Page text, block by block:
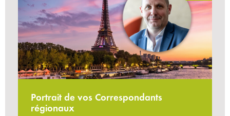
Portrait de vos Correspondants
régionaux